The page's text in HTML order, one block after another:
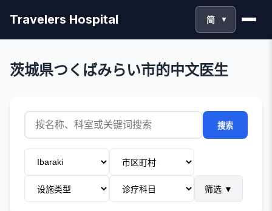
Travelers Hospital 简 ▼
茨城県つくばみらい市的中文医生
搜索
筛选 ▼